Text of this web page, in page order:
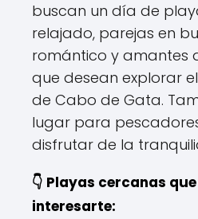
buscan un día de
relajado, parejas en
romántico y amantes
que desean explorar
de Cabo de Gata.
lugar para
disfrutar de la
👇 Playas cercanas
interesarte: